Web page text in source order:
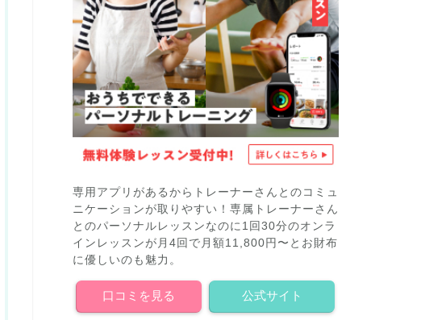
専用アプリがあるからトレーナーさんとのコミュ
ニケーションが取りやすい！専属トレーナーさん
とのパーソナルレッスンなのに1回30分のオンラ
インレッスンが月4回で月額11,800円〜とお財布
に優しいのも魅力。
口コミを見る 公式サイト